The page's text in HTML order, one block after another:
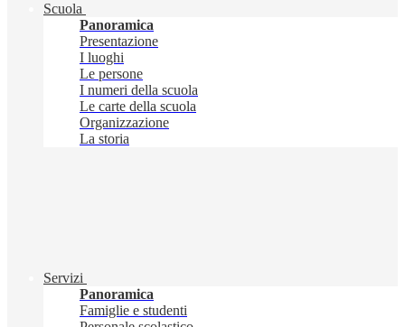
Scuola
Panoramica
Presentazione
I luoghi
Le persone
I numeri della scuola
Le carte della scuola
Organizzazione
La storia
Servizi
Panoramica
Famiglie e studenti